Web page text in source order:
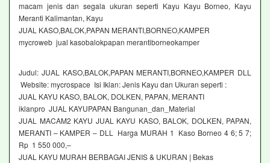
macam jenis dan segala ukuran seperti Kayu Kayu Borneo, Kayu
Meranti Kalimantan, Kayu
JUAL KASO,BALOK,PAPAN MERANTI,BORNEO,KAMPER
mycroweb jual kasobalokpapan merantiborneokamper
Judul: JUAL KASO,BALOK,PAPAN MERANTI,BORNEO,KAMPER DLL
Website: mycrospace Isi Iklan: Jenis Kayu dan Ukuran seperti :
JUAL KAYU KASO, BALOK, DOLKEN, PAPAN, MERANTI
iklanpro JUAL KAYUPAPAN Bangunan_dan_Material
JUAL MACAM2 KAYU JUAL KAYU KASO, BALOK, DOLKEN, PAPAN,
MERANTI – KAMPER – DLL Harga MURAH 1 Kaso Borneo 4 6; 5 7;
Rp 1 550 000,–
JUAL KAYU MURAH BERBAGAI JENIS & UKURAN | Bekas